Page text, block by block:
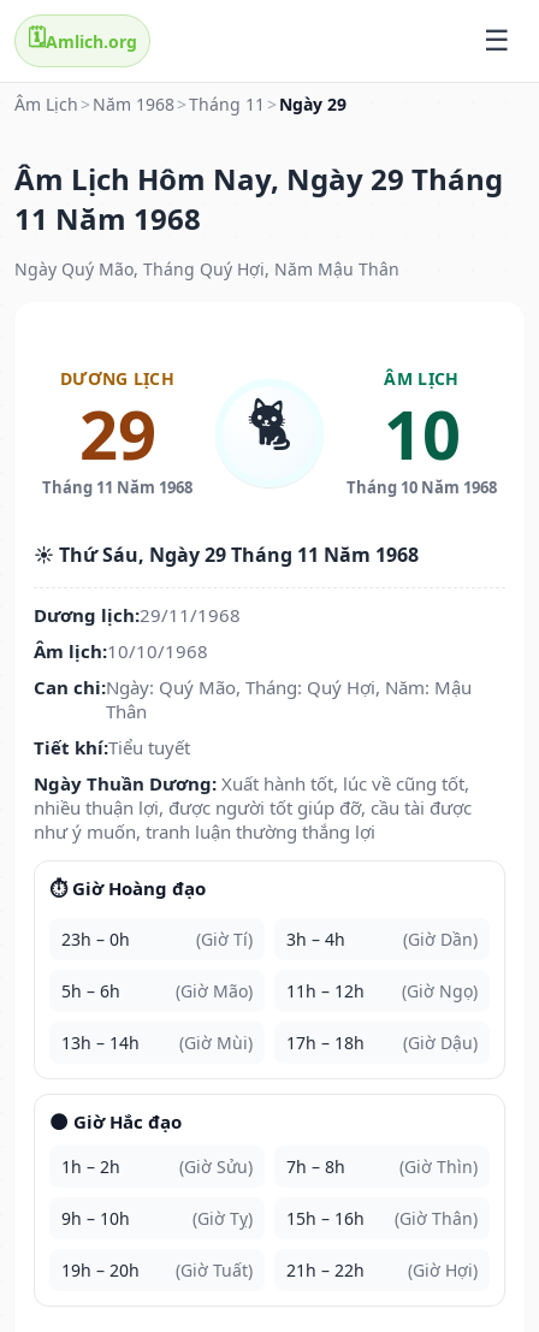
🗓️Amlich.org
Âm Lịch > Năm 1968>Tháng 11 > Ngày 29
Âm Lịch Hôm Nay, Ngày 29 Tháng
11 Năm 1968
Ngày Quý Mão, Tháng Quý Hợi, Năm Mậu Thân
DƯƠNG LỊCH
29
Tháng 11 Năm 1968
🐈
ÂM LỊCH
10
Tháng 10 Năm 1968
☀️ Thứ Sáu, Ngày 29 Tháng 11 Năm 1968
Dương lịch:29/11/1968
Âm lịch:10/10/1968
Can chi:Ngày: Quý Mão, Tháng: Quý Hợi, Năm: Mậu
Thân
Tiết khí:Tiểu tuyết
Ngày Thuần Dương: Xuất hành tốt, lúc về cũng tốt,
nhiều thuận lợi, được người tốt giúp đỡ, cầu tài được
như ý muốn, tranh luận thường thắng lợi
⏱️ Giờ Hoàng đạo
23h – 0h (Giờ Tí) 3h – 4h (Giờ Dần)
5h – 6h (Giờ Mão) 11h – 12h (Giờ Ngọ)
13h – 14h (Giờ Mùi) 17h – 18h (Giờ Dậu)
🌑 Giờ Hắc đạo
1h – 2h (Giờ Sửu) 7h – 8h (Giờ Thìn)
9h – 10h (Giờ Tỵ) 15h – 16h (Giờ Thân)
19h – 20h (Giờ Tuất) 21h – 22h (Giờ Hợi)